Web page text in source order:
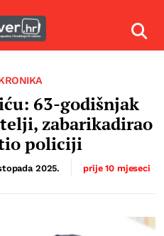
63-godišnjak
zabarikadirao
policiji
2025. prije 10 mjeseci